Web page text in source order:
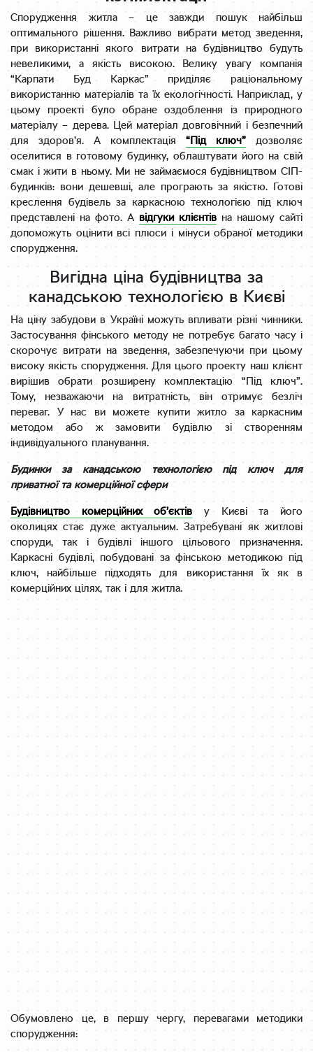
Спорудження житла – це завжди пошук найбільш
оптимального рішення. Важливо вибрати метод зведення,
при використанні якого витрати на будівництво будуть
невеликими, а якість високою. Велику увагу компанія
“Карпати Буд Каркас” приділяє раціональному
використанню матеріалів та їх екологічності. Наприклад, у
цьому проекті було обране оздоблення із природного
матеріалу – дерева. Цей матеріал довговічний і безпечний
для здоров’я. А комплектація “Під ключ” дозволяє
оселитися в готовому будинку, облаштувати його на свій
смак і жити в ньому. Ми не займаємося будівництвом СІП-
будинків: вони дешевші, але програють за якістю. Готові
креслення будівель за каркасною технологією під ключ
представлені на фото. А відгуки клієнтів на нашому сайті
допоможуть оцінити всі плюси і мінуси обраної методики
спорудження.
Вигідна ціна будівництва за
канадською технологією в Києві
На ціну забудови в Україні можуть впливати різні чинники.
Застосування фінського методу не потребує багато часу і
скорочує витрати на зведення, забезпечуючи при цьому
високу якість спорудження. Для цього проекту наш клієнт
вирішив обрати розширену комплектацію “Під ключ”.
Тому, незважаючи на витратність, він отримує безліч
переваг. У нас ви можете купити житло за каркасним
методом або ж замовити будівлю зі створенням
індивідуального планування.
Будинки за канадською технологією під ключ для
приватної та комерційної сфери
Будівництво комерційних об’єктів у Києві та його
околицях стає дуже актуальним. Затребувані як житлові
споруди, так і будівлі іншого цільового призначення.
Каркасні будівлі, побудовані за фінською методикою під
ключ, найбільше підходять для використання їх як в
комерційних цілях, так і для житла.
Обумовлено це, в першу чергу, перевагами методики
спорудження: